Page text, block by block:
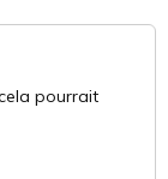
pourrait